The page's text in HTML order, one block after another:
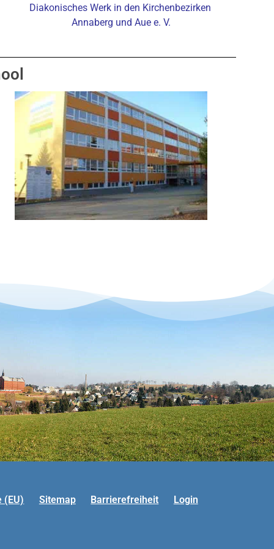
Diakonisches Werk in den Kirchenbezirken
Annaberg und Aue e. V.
(EU) Sitemap Barrierefreiheit Login